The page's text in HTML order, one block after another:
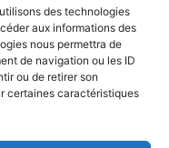
des technologies
aux informations des
nous permettra de
de navigation ou les ID
ou de retirer son
certaines caractéristiques